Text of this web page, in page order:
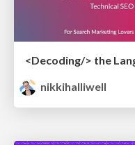
nikkihalliwell